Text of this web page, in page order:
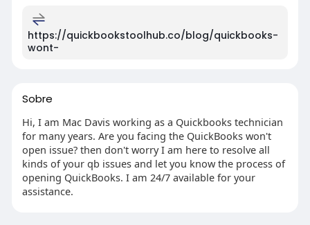
https://quickbookstoolhub.co/blog/quickbooks-
wont-
Sobre
Hi, I am Mac Davis working as a Quickbooks technician
for many years. Are you facing the QuickBooks won't
open issue? then don't worry I am here to resolve all
kinds of your qb issues and let you know the process of
opening QuickBooks. I am 24/7 available for your
assistance.